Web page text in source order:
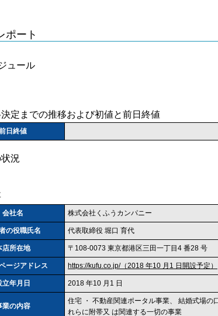
ポート
ュール
定までの推移および初値と前日終値
日終値
況
会社名 株式会社くふうカンパニー
の役職氏名 代表取締役 堀口 育代
店所在地 〒108-0073 東京都港区三田一丁目4 番28 号
ージアドレス https://kufu.co.jp/（2018 年10 月1 日開設予定）
立年月日 2018 年10 月1 日
業の内容
住宅 ・ 不動産関連ポータル事業、 結婚式場の
れらに附帯又 は関連する一切の事業